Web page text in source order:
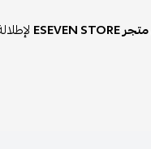
متجر ESEVEN STORE